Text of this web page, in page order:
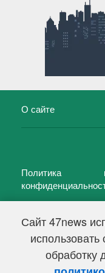
Сайт 47news
обработку
О сайте
Политика
47 новостей (47 news)
Свидетельство о
Федеральной службой